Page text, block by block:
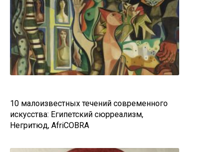
10 малоизвестных течений современного
искусства: Египетский сюрреализм,
Негритюд, AfriCOBRA